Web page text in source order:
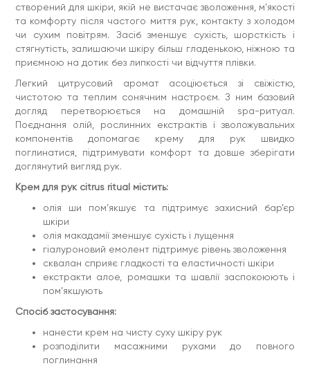
нанести крем на чисту суху шкіру рук
розподілити масажними рухами до повного
поглинання
використовувати за потреби протягом дня
Склад:Aqua, Butyrospermum Parkii Butter, Letearyl Alcohol,
Letearyl Glucoside, Vitis Vinifera Seed Oil, Macadamia
Integrifolia Seed Oil, Aloe Barbadensis Leaf Extract,
Cucumis Sativus Seed Extract, Chamomilla Recutita Flower
Extract, Salvia Officinalis Leaf Extract, Allantoin, Sodium
Hyaluronate, Squalane, Polyacrylate-13, Polyisobutene,
Polysorbate 20, Tocopheryl Acetate, Phenoxyethanol,
Ethylhexylglycenn, Parfum, Alpha-Isomethyl lonone,Benzyl
Salicylate, Carvone, Citronellol, Citrus Aurantium Peel Oil,
Coumarin, Dimethyl Phenethyl Acetate, beraniol,
Hexamethylindanopyran, Hexyl Cinnamal, Limonene,
lerpineol, Tetramethyl Acetyloctahydronaphthalenes,
Vanillin, Linalool.
Протипоказання:індивідуальна чутливість до компонентів
засобів.
створений для шкіри, якій не вистачає зволоження, м’якості
та комфорту після частого миття рук, контакту з холодом
чи сухим повітрям. Засіб зменшує сухість, шорсткість і
стягнутість, залишаючи шкіру більш гладенькою, ніжною та
приємною на дотик без липкості чи відчуття плівки.
Легкий цитрусовий аромат асоціюється зі свіжістю,
чистотою та теплим сонячним настроєм. З ним базовий
догляд перетворюється на домашній spa-ритуал.
Поєднання олій, рослинних екстрактів і зволожувальних
компонентів допомагає крему для рук швидко
поглинатися, підтримувати комфорт та довше зберігати
доглянутий вигляд рук.
Крем для рук citrus ritual містить:
олія ши пом’якшує та підтримує захисний бар’єр
шкіри
олія макадамії зменшує сухість і лущення
гіалуроновий емолент підтримує рівень зволоження
сквалан сприяє гладкості та еластичності шкіри
екстракти алое, ромашки та шавлії заспокоюють і
пом’якшують
Спосіб застосування:
нанести крем на чисту суху шкіру рук
розподілити масажними рухами до повного
поглинання